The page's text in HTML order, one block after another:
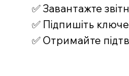
✅ Завантажте
✅ Підпишіть
✅ Отримайте